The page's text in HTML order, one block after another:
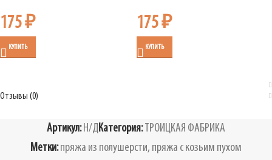
175₽
КУПИТЬ
175₽
КУПИТЬ
Отзывы (0)
Артикул: Н/ДКатегория: ТРОИЦКАЯ ФАБРИКА
Метки: пряжа из полушерсти, пряжа с козьим пухом